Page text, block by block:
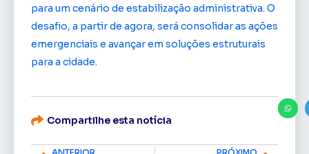
para um cenário de estabilização administrativa. O
desafio, a partir de agora, será consolidar as ações
emergenciais e avançar em soluções estruturais
para a cidade.
Compartilhe esta notícia